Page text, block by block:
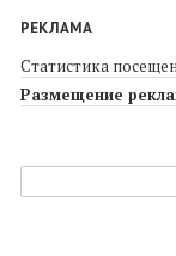
РЕКЛАМА
Статистика
Размещение